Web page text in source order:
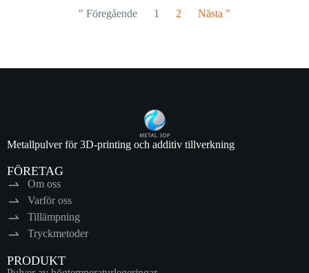
" Föregående 1 2 Nästa "
Metallpulver för 3D-printing och additiv tillverkning
FÖRETAG
Om oss
Varför oss
Tillämpning
Tryckmetoder
PRODUKT